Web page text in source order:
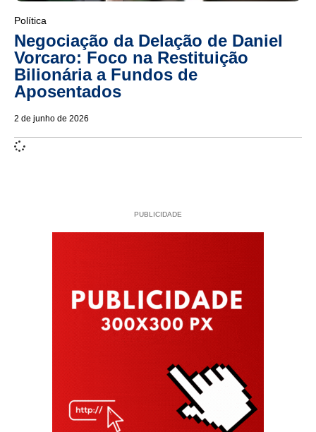
Política
Negociação da Delação de Daniel
Vorcaro: Foco na Restituição
Bilionária a Fundos de
Aposentados
2 de junho de 2026
PUBLICIDADE